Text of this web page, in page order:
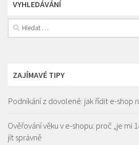
VYHLEDÁVÁNÍ
Vyhledávání
ZAJÍMAVÉ TIPY
Podnikání z dovolené: jak řídit e-shop
Ověřování věku v e-shopu: proč „je mi
jít správně